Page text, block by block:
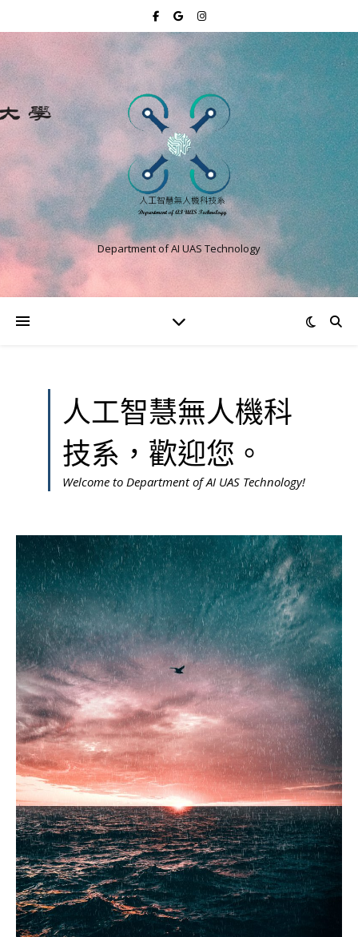
Department of AI UAS Technology
人工智慧無人機科
技系，歡迎您。
Welcome to Department of AI UAS Technology!